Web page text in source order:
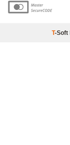
T-Soft